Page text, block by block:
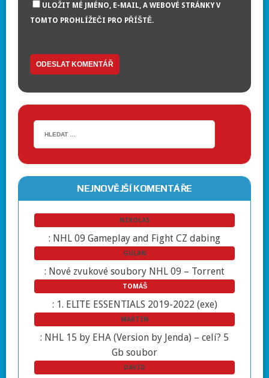
ULOŽIT MÉ JMÉNO, E-MAIL, A WEBOVÉ STRÁNKY V
TOMTO PROHLÍŽEČI PRO PŘÍŠTĚ.
NEJNOVĚJŠÍ KOMENTÁŘE
NIKOLAS
: NHL 09 Gameplay and Fight CZ dabing
GULAN
: Nové zvukové soubory NHL 09 – Torrent
TOMÁŠ
: 1. ELITE ESSENTIALS 2019-2022 (exe)
MARTIN
: NHL 15 by EHA (Version by Jenda) – celí? 5
Gb soubor
DAVID